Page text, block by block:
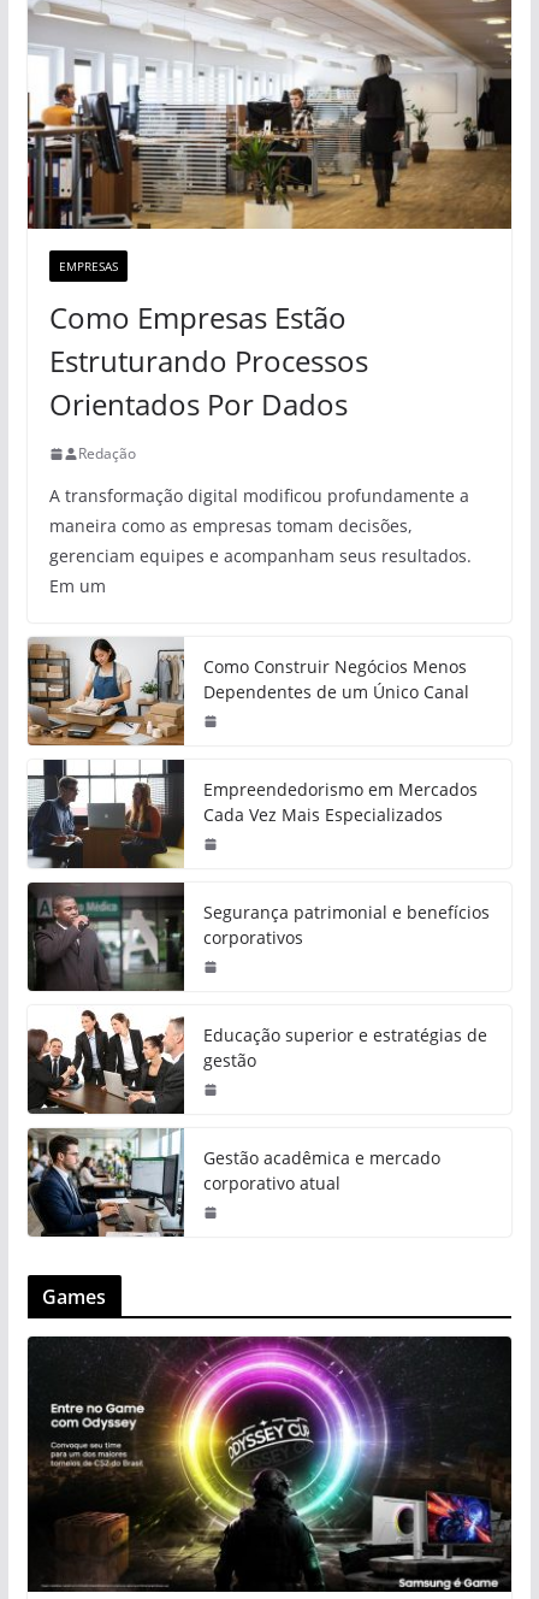
EMPRESAS
Como Empresas Estão
Estruturando Processos
Orientados Por Dados
Redação
A transformação digital modificou profundamente a
maneira como as empresas tomam decisões,
gerenciam equipes e acompanham seus resultados.
Em um
Como Construir Negócios Menos
Dependentes de um Único Canal
Empreendedorismo em Mercados
Cada Vez Mais Especializados
Segurança patrimonial e benefícios
corporativos
Educação superior e estratégias de
gestão
Gestão acadêmica e mercado
corporativo atual
Games